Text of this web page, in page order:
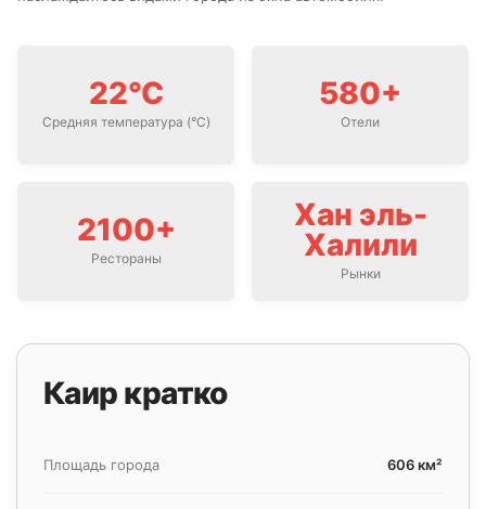
22°C
Средняя температура (°C)
580+
Отели
2100+
Рестораны
Хан эль-
Халили
Рынки
Каир кратко
Площадь города 606 км²